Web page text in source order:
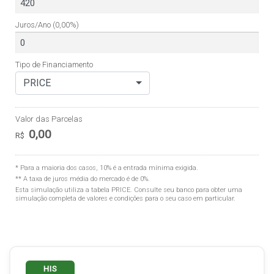
Juros/Ano (0,00%)
Tipo de Financiamento
PRICE
Valor das Parcelas
R$ 0,00
* Para a maioria dos casos, 10% é a entrada mínima exigida.
** A taxa de juros média do mercado é de 0%.
Esta simulação utiliza a tabela PRICE. Consulte seu banco para obter uma
simulação completa de valores e condições para o seu caso em particular.
HIS